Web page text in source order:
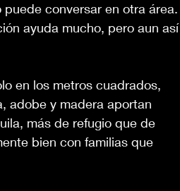
conversar en otra área.
ayuda mucho, pero aun así
en los metros cuadrados,
adobe y madera aportan
más de refugio que de
bien con familias que